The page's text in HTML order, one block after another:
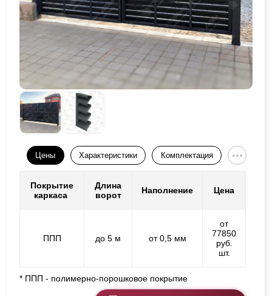
Цены Характеристики Комплектация
Покрытие
каркаса
Длина
ворот
Наполнение Цена
ППП до 5 м от 0,5 мм
от
77850
руб.
шт.
* ППП - полимерно-порошковое покрытие